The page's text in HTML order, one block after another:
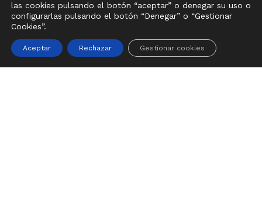
las cookies pulsando el botón “aceptar” o denegar su uso o
configurarlas pulsando el botón “Denegar” o “Gestionar
Cookies”.
Aceptar Rechazar Gestionar cookies